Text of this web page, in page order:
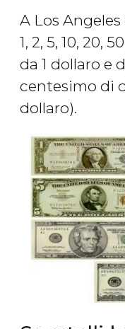
A Los
1, 2, 5, 10, 20,
da 1 dollaro e
centesimo di
dollaro).